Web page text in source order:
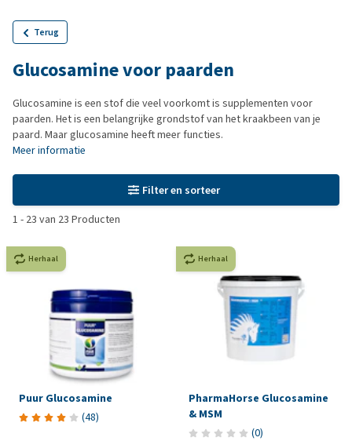
Terug
Glucosamine voor paarden
Glucosamine is een stof die veel voorkomt is supplementen voor
paarden. Het is een belangrijke grondstof van het kraakbeen van je
paard. Maar glucosamine heeft meer functies.
Meer informatie
Filter en sorteer
1 - 23 van 23 Producten
Herhaal
Puur Glucosamine
(48)
Herhaal
PharmaHorse Glucosamine
& MSM
(0)